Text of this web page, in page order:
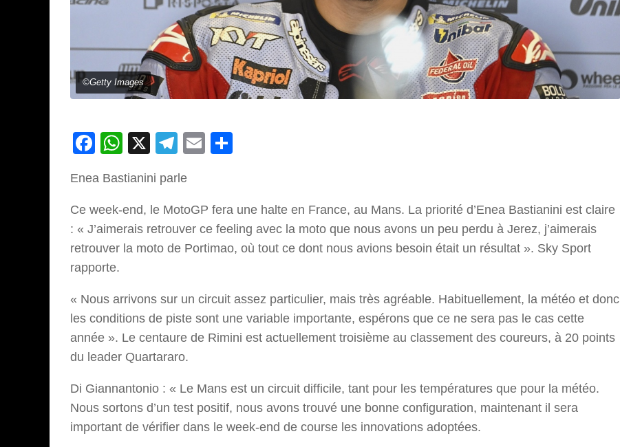
©Getty Images
Facebook
WhatsApp
X Telegram
Email
Enea Bastianini parle
Ce week-end, le MotoGP fera une halte en France, au Mans. La priorité d’Enea Bastianini est claire
: « J’aimerais retrouver ce feeling avec la moto que nous avons un peu perdu à Jerez, j’aimerais
retrouver la moto de Portimao, où tout ce dont nous avions besoin était un résultat ». Sky Sport
rapporte.
« Nous arrivons sur un circuit assez particulier, mais très agréable. Habituellement, la météo et donc
les conditions de piste sont une variable importante, espérons que ce ne sera pas le cas cette
année ». Le centaure de Rimini est actuellement troisième au classement des coureurs, à 20 points
du leader Quartararo.
Di Giannantonio : « Le Mans est un circuit difficile, tant pour les températures que pour la météo.
Nous sortons d’un test positif, nous avons trouvé une bonne configuration, maintenant il sera
important de vérifier dans le week-end de course les innovations adoptées.